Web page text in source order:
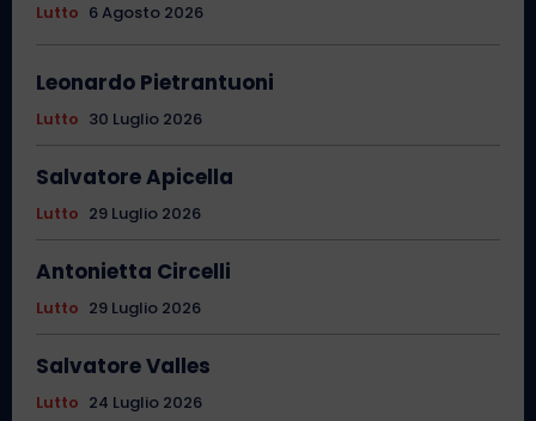
Lutto 6 Agosto 2026
Leonardo Pietrantuoni
Lutto 30 Luglio 2026
Salvatore Apicella
Lutto 29 Luglio 2026
Antonietta Circelli
Lutto 29 Luglio 2026
Salvatore Valles
Lutto 24 Luglio 2026